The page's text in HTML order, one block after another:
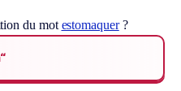
du mot estomaquer?